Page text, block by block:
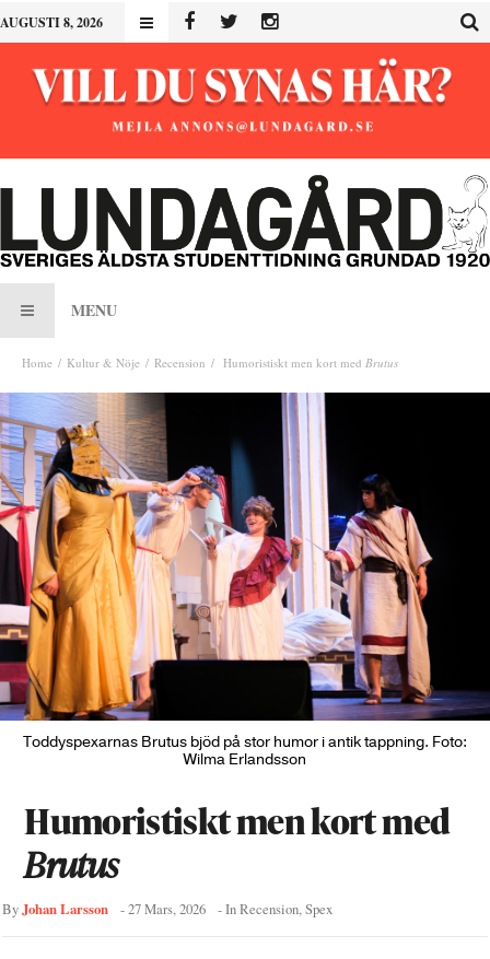
AUGUSTI 8, 2026
MENU
Home Kultur & Nöje Recension Humoristiskt men kort med Brutus
Toddyspexarnas Brutus bjöd på stor humor i antik tappning. Foto:
Wilma Erlandsson
Humoristiskt men kort med
Brutus
ByJohan Larsson -27 Mars, 2026 - InRecension,Spex